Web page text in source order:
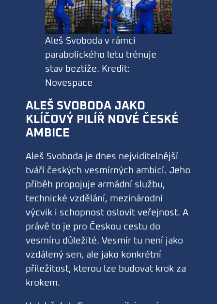
Aleš Svoboda v rámci
parabolického letu trénuje
stav beztíže. Kredit:
Novespace
ALEŠ SVOBODA JAKO
KLÍČOVÝ PILÍŘ NOVÉ ČESKÉ
AMBICE
Aleš Svoboda je dnes nejviditelnější
tváří českých vesmírných ambicí. Jeho
příběh propojuje armádní službu,
technické vzdělání, mezinárodní
výcvik i schopnost oslovit veřejnost. A
právě to je pro Českou cestu do
vesmíru důležité. Vesmír tu není jako
vzdálený sen, ale jako konkrétní
příležitost, kterou lze budovat krok za
krokem.